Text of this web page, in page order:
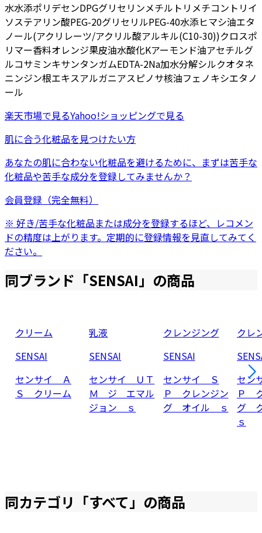
水水添ポリデセンDPGグリセリンメチルトリメチコン トリイ
ソステアリン酸PEG-20グリセリルPEG-40水添ヒマシ油エタ
ノール(アクリレーツ/アクリル酸アルキル(C10-30))クロスポ
リマー香料オレンジ果皮油水酸化Kアーモンド油アセチルグ
ルコサミンキサンタンガムEDTA-2Na加水分解シルクオタネ
ニンジン根エキスアルガニアスピノサ核油フェノキシエタノ
ール
楽天市場で見るYahoo!ショッピングで見る
肌に合う化粧品を見つけたい方
あなたの肌に合わない化粧品を避けるために、まずは苦手な
化粧品や苦手な成分を登録してみませんか？
会員登録（完全無料）
※ 好き/苦手な化粧品または成分を登録するほど、レコメン
ドの精度は上がります。定期的に登録情報を見直してみてく
ださい。
同ブランド「SENSAI」の商品
クリーム
SENSAI
センサイ Ａ
Ｓ クリーム
乳液
SENSAI
センサイ ＵＴ
Ｍ ジ エマル
ジョン ｓ
クレンジング
SENSAI
センサイ Ｓ
Ｐ クレンジン
グ オイル ｓ
クレ
セン
Ｐ
グ
ｓ
同カテゴリ「すべて」の商品